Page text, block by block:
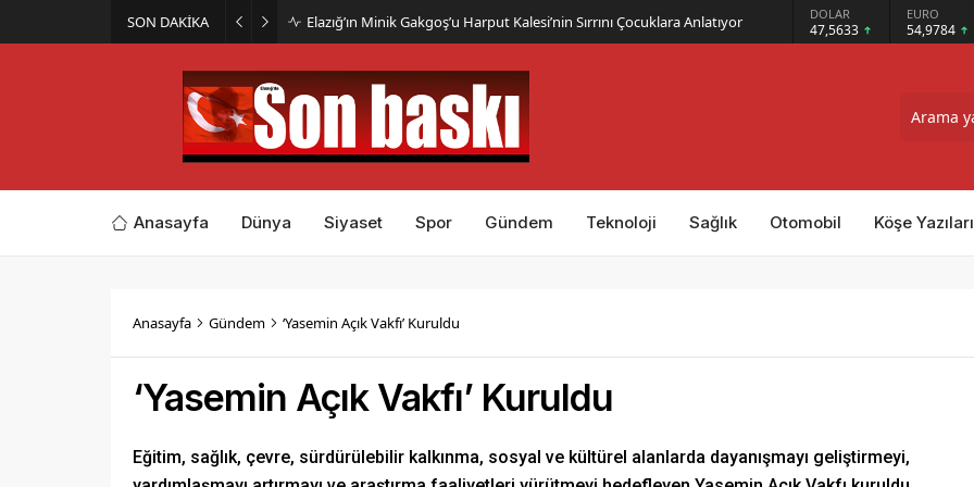
SON DAKİKA Elazığ’ın Minik Gakgoş’u Harput Kalesi’nin Sırrını Çocuklara AnlatıyorGRAM ALTIN
6.495,07
DOLAR
47,5633
EURO
54,9784
Anasayfa Dünya Siyaset Spor Gündem Teknoloji Sağlık Otomobil Köşe Yazıları
Anasayfa Gündem ‘Yasemin Açık Vakfı’ Kuruldu
‘Yasemin Açık Vakfı’ Kuruldu
Eğitim, sağlık, çevre, sürdürülebilir kalkınma, sosyal ve kültürel alanlarda dayanışmayı geliştirmeyi,